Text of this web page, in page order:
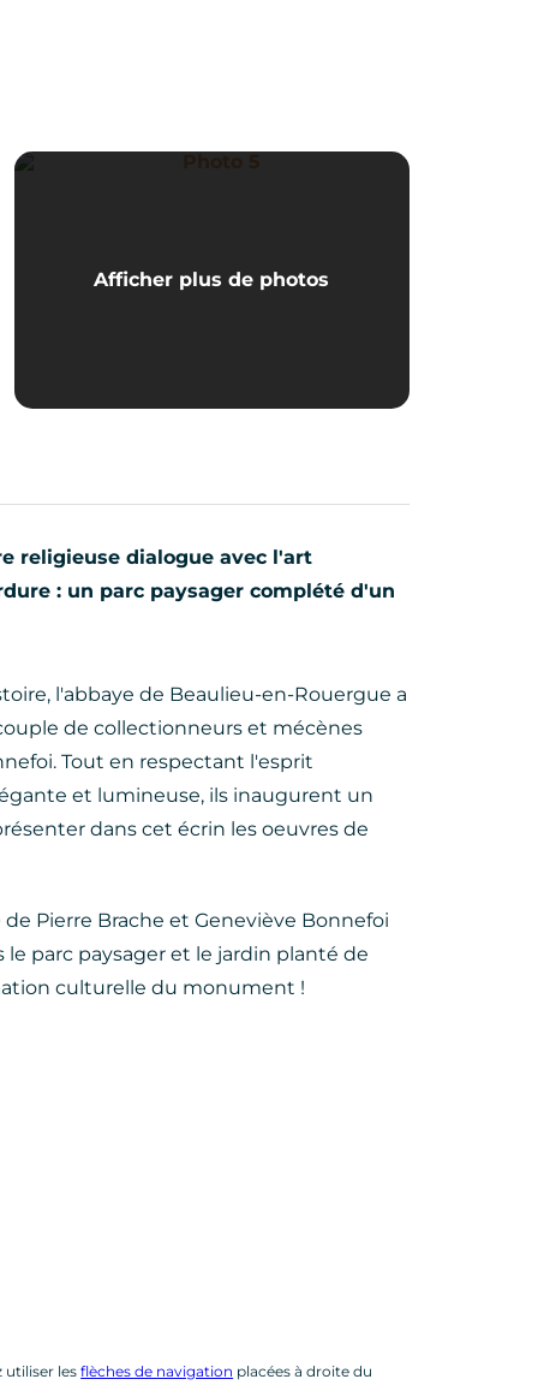
Afficher plus de photos
religieuse dialogue avec l'art
: un parc paysager complété d'un
l'abbaye de Beaulieu-en-Rouergue a
de collectionneurs et mécènes
Tout en respectant l'esprit
et lumineuse, ils inaugurent un
dans cet écrin les oeuvres de
Pierre Brache et Geneviève Bonnefoi
parc paysager et le jardin planté de
culturelle du monument !
utiliser lesflèches de navigation placées à droite du